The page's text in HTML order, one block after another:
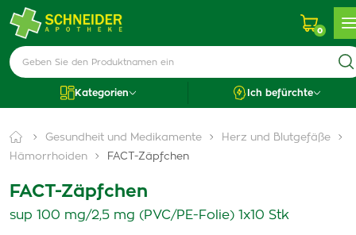
0
Kategorien Ich befürchte
Gesundheit und Medikamente
Herz und Blutgefäße
Hämorrhoiden
FACT-Zäpfchen
FACT-Zäpfchen
sup 100 mg/2,5 mg (PVC/PE-Folie) 1x10 Stk